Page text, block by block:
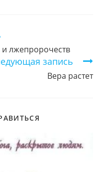
лжепророчеств
запись
Вера растет